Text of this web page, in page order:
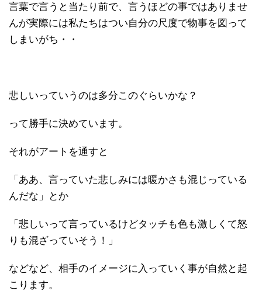
言葉で言うと当たり前で、言うほどの事ではありませ
んが実際には私たちはつい自分の尺度で物事を図って
しまいがち・・
悲しいっていうのは多分このぐらいかな？
って勝手に決めています。
それがアートを通すと
「ああ、言っていた悲しみには暖かさも混じっている
んだな」とか
「悲しいって言っているけどタッチも色も激しくて怒
りも混ざっていそう！」
などなど、相手のイメージに入っていく事が自然と起
こります。